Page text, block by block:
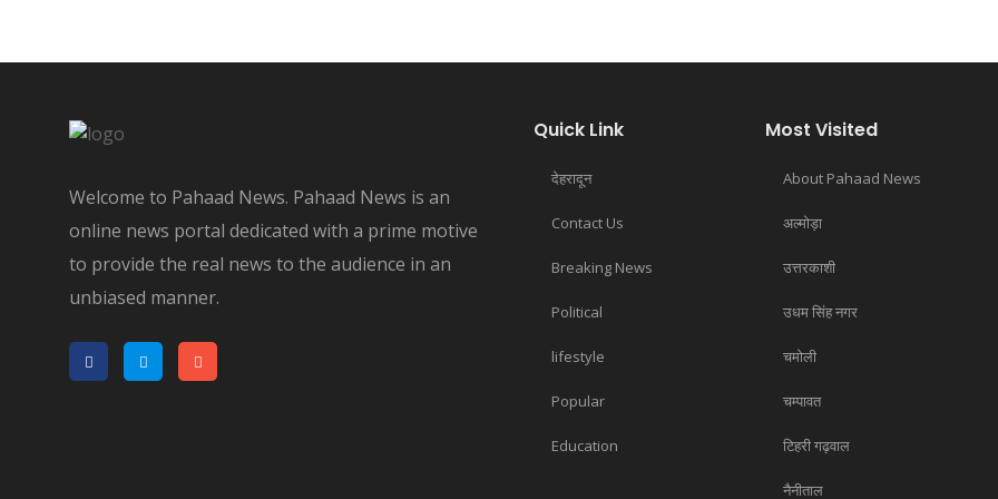
Welcome to Pahaad News. Pahaad News is an
online news portal dedicated with a prime motive
to provide the real news to the audience in an
unbiased manner.
Quick Link
देहरादून
Contact Us
Breaking News
Political
lifestyle
Popular
Education
Most Visited
About Pahaad News
अल्मोड़ा
उत्तरकाशी
उधम सिंह नगर
चमोली
चम्पावत
टिहरी गढ़वाल
नैनीताल